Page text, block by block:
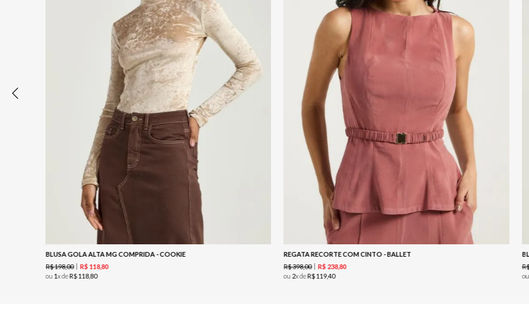
BLUSA GOLA ALTA MG COMPRIDA - COOKIE
R$198,00 R$ 118,80
ou 1x deR$118,80
REGATA RECORTE COM CINTO - BALLET
R$398,00 R$ 238,80
ou 2x deR$119,40
ou